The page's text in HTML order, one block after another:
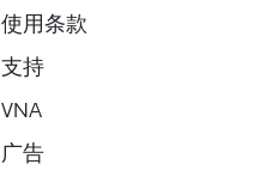
使用条款
支持
VNA
广告